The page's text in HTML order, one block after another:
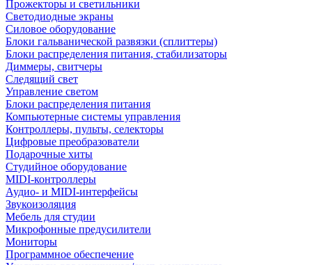
Прожекторы и светильники
Светодиодные экраны
Силовое оборудование
Блоки гальванической развязки (сплиттеры)
Блоки распределения питания, стабилизаторы
Диммеры, свитчеры
Следящий свет
Управление светом
Блоки распределения питания
Компьютерные системы управления
Контроллеры, пульты, селекторы
Цифровые преобразователи
Подарочные хиты
Студийное оборудование
MIDI-контроллеры
Аудио- и MIDI-интерфейсы
Звукоизоляция
Мебель для студии
Микрофонные предусилители
Мониторы
Программное обеспечение